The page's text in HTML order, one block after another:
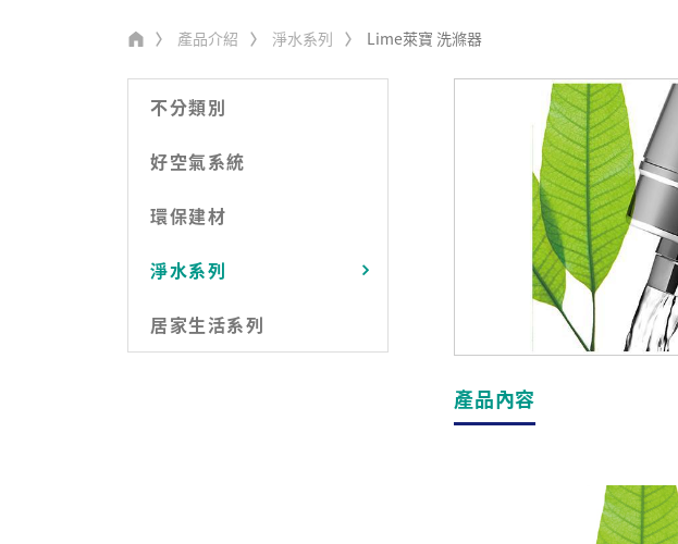
產品介紹 淨水系列 Lime萊寶 洗滌器
不分類別
好空氣系統
環保建材
淨水系列
居家生活系列
產品內容